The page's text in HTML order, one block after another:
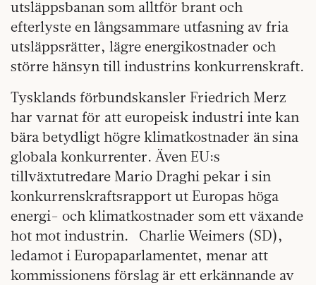
utsläppsbanan som alltför brant och
efterlyste en långsammare utfasning av fria
utsläppsrätter, lägre energikostnader och
större hänsyn till industrins konkurrenskraft.
Tysklands förbundskansler Friedrich Merz
har varnat för att europeisk industri inte kan
bära betydligt högre klimatkostnader än sina
globala konkurrenter. Även EU:s
tillväxtutredare Mario Draghi pekar i sin
konkurrenskraftsrapport ut Europas höga
energi- och klimatkostnader som ett växande
hot mot industrin. Charlie Weimers (SD),
ledamot i Europaparlamentet, menar att
kommissionens förslag är ett erkännande av